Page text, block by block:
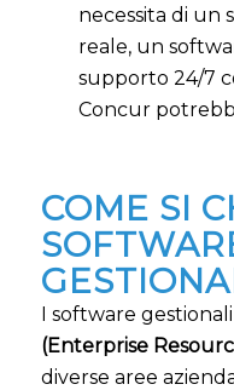
necessita di un
reale, un
supporto 24/7
Concur
COME SI
I software
(Enterprise
diverse aree